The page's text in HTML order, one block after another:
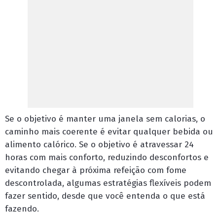
Se o objetivo é manter uma janela sem calorias, o
caminho mais coerente é evitar qualquer bebida ou
alimento calórico. Se o objetivo é atravessar 24
horas com mais conforto, reduzindo desconfortos e
evitando chegar à próxima refeição com fome
descontrolada, algumas estratégias flexíveis podem
fazer sentido, desde que você entenda o que está
fazendo.